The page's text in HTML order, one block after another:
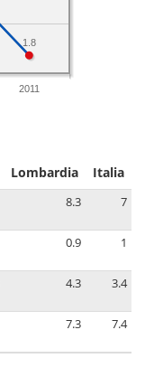
2011
1.8
Lombardia Italia
8.3 7
0.9 1
4.3 3.4
7.3 7.4